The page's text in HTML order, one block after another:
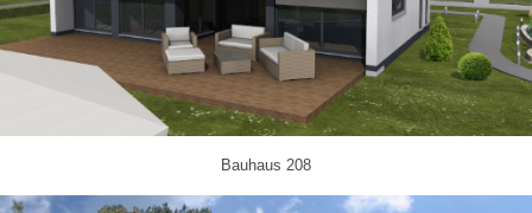
Bauhaus 208